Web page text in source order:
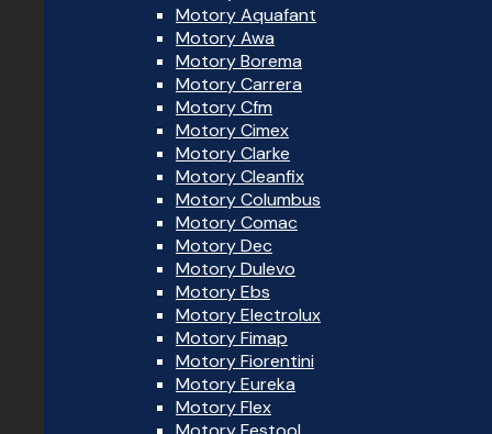
Motory Aquafant
Motory Awa
Motory Borema
Motory Carrera
Motory Cfm
Motory Cimex
Motory Clarke
Motory Cleanfix
Motory Columbus
Motory Comac
Motory Dec
Motory Dulevo
Motory Ebs
Motory Electrolux
Motory Fimap
Motory Fiorentini
Motory Eureka
Motory Flex